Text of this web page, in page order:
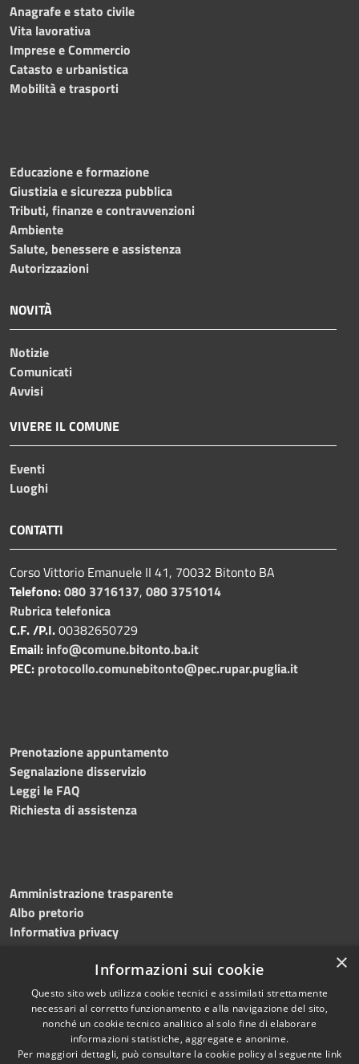
Anagrafe e stato civile
Vita lavorativa
Imprese e Commercio
Catasto e urbanistica
Mobilità e trasporti
Educazione e formazione
Giustizia e sicurezza pubblica
Tributi, finanze e contravvenzioni
Ambiente
Salute, benessere e assistenza
Autorizzazioni
NOVITÀ
Notizie
Comunicati
Avvisi
VIVERE IL COMUNE
Eventi
Luoghi
CONTATTI
Corso Vittorio Emanuele II 41, 70032 Bitonto BA
Telefono:080 3716137, 080 3751014
Rubrica telefonica
C.F. /P.I.00382650729
Email: info@comune.bitonto.ba.it
PEC: protocollo.comunebitonto@pec.rupar.puglia.it
Prenotazione appuntamento
Segnalazione disservizio
Leggi le FAQ
Richiesta di assistenza
Amministrazione trasparente
Albo pretorio
Informativa privacy
Dichiarazione di accessibilità Meccanismo di feedback
RSS
Copyright © 2026 • Comune di
×
Informazioni sui cookie
Questo sito web utilizza cookie tecnici e assimilati strettamente
necessari al corretto funzionamento e alla navigazione del sito,
nonché un cookie tecnico analitico al solo fine di elaborare
informazioni statistiche, aggregate e anonime.
Per maggiori dettagli, può consultare la cookie policy al seguente link